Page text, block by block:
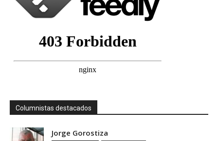
Columnistas destacados
Jorge Gorostiza